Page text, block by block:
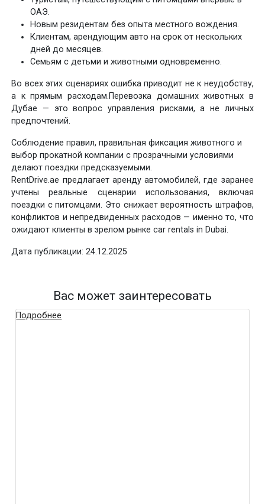
ОАЭ.
Новым резидентам без опыта местного вождения.
Клиентам, арендующим авто на срок от нескольких
дней до месяцев.
Семьям с детьми и животными одновременно.
Во всех этих сценариях ошибка приводит не к неудобству,
а к прямым расходам.Перевозка домашних животных в
Дубае — это вопрос управления рисками, а не личных
предпочтений.
Соблюдение правил, правильная фиксация животного и
выбор прокатной компании с прозрачными условиями
делают поездки предсказуемыми.
RentDrive.ae предлагает аренду автомобилей, где заранее
учтены реальные сценарии использования, включая
поездки с питомцами. Это снижает вероятность штрафов,
конфликтов и непредвиденных расходов — именно то, что
ожидают клиенты в зрелом рынке car rentals in Dubai.
Дата публикации: 24.12.2025
Вас может заинтересовать
Подробнее